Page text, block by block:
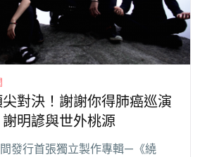
對決！謝謝你得肺癌巡演
明諺與世外桃源
發行首張獨立製作專輯—《繞